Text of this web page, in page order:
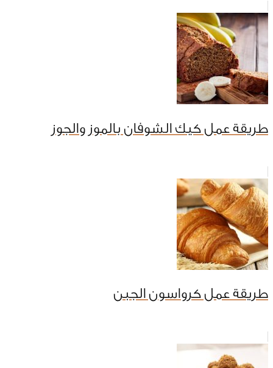
طريقة عمل كيك الشوفان بالموز والجوز
طريقة عمل كرواسون الجبن